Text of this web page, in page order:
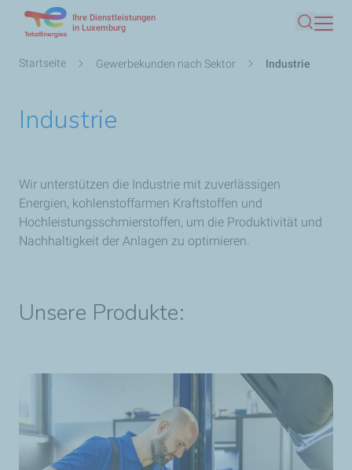
Inhalt
Ihre Dienstleistungen
in Luxemburg
Suche
Pfadnavigation
Startseite Gewerbekunden nach Sektor Industrie
Industrie
Wir unterstützen die Industrie mit zuverlässigen
Energien, kohlenstoffarmen Kraftstoffen und
Hochleistungsschmierstoffen, um die Produktivität und
Nachhaltigkeit der Anlagen zu optimieren.
Unsere Produkte: